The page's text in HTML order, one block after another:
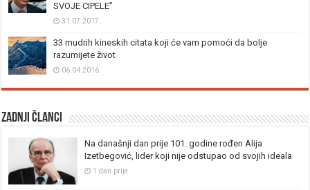
SVOJE CIPELE”
31.07.2017.
33 mudrih kineskih citata koji će vam pomoći da bolje
razumijete život
06.04.2016.
Zadnji članci
Na današnji dan prije 101. godine rođen Alija
Izetbegović, lider koji nije odstupao od svojih ideala
1 dan prije